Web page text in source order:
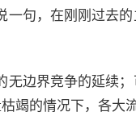
句，在刚刚过去
边界竞争的延续
竭的情况下，各大